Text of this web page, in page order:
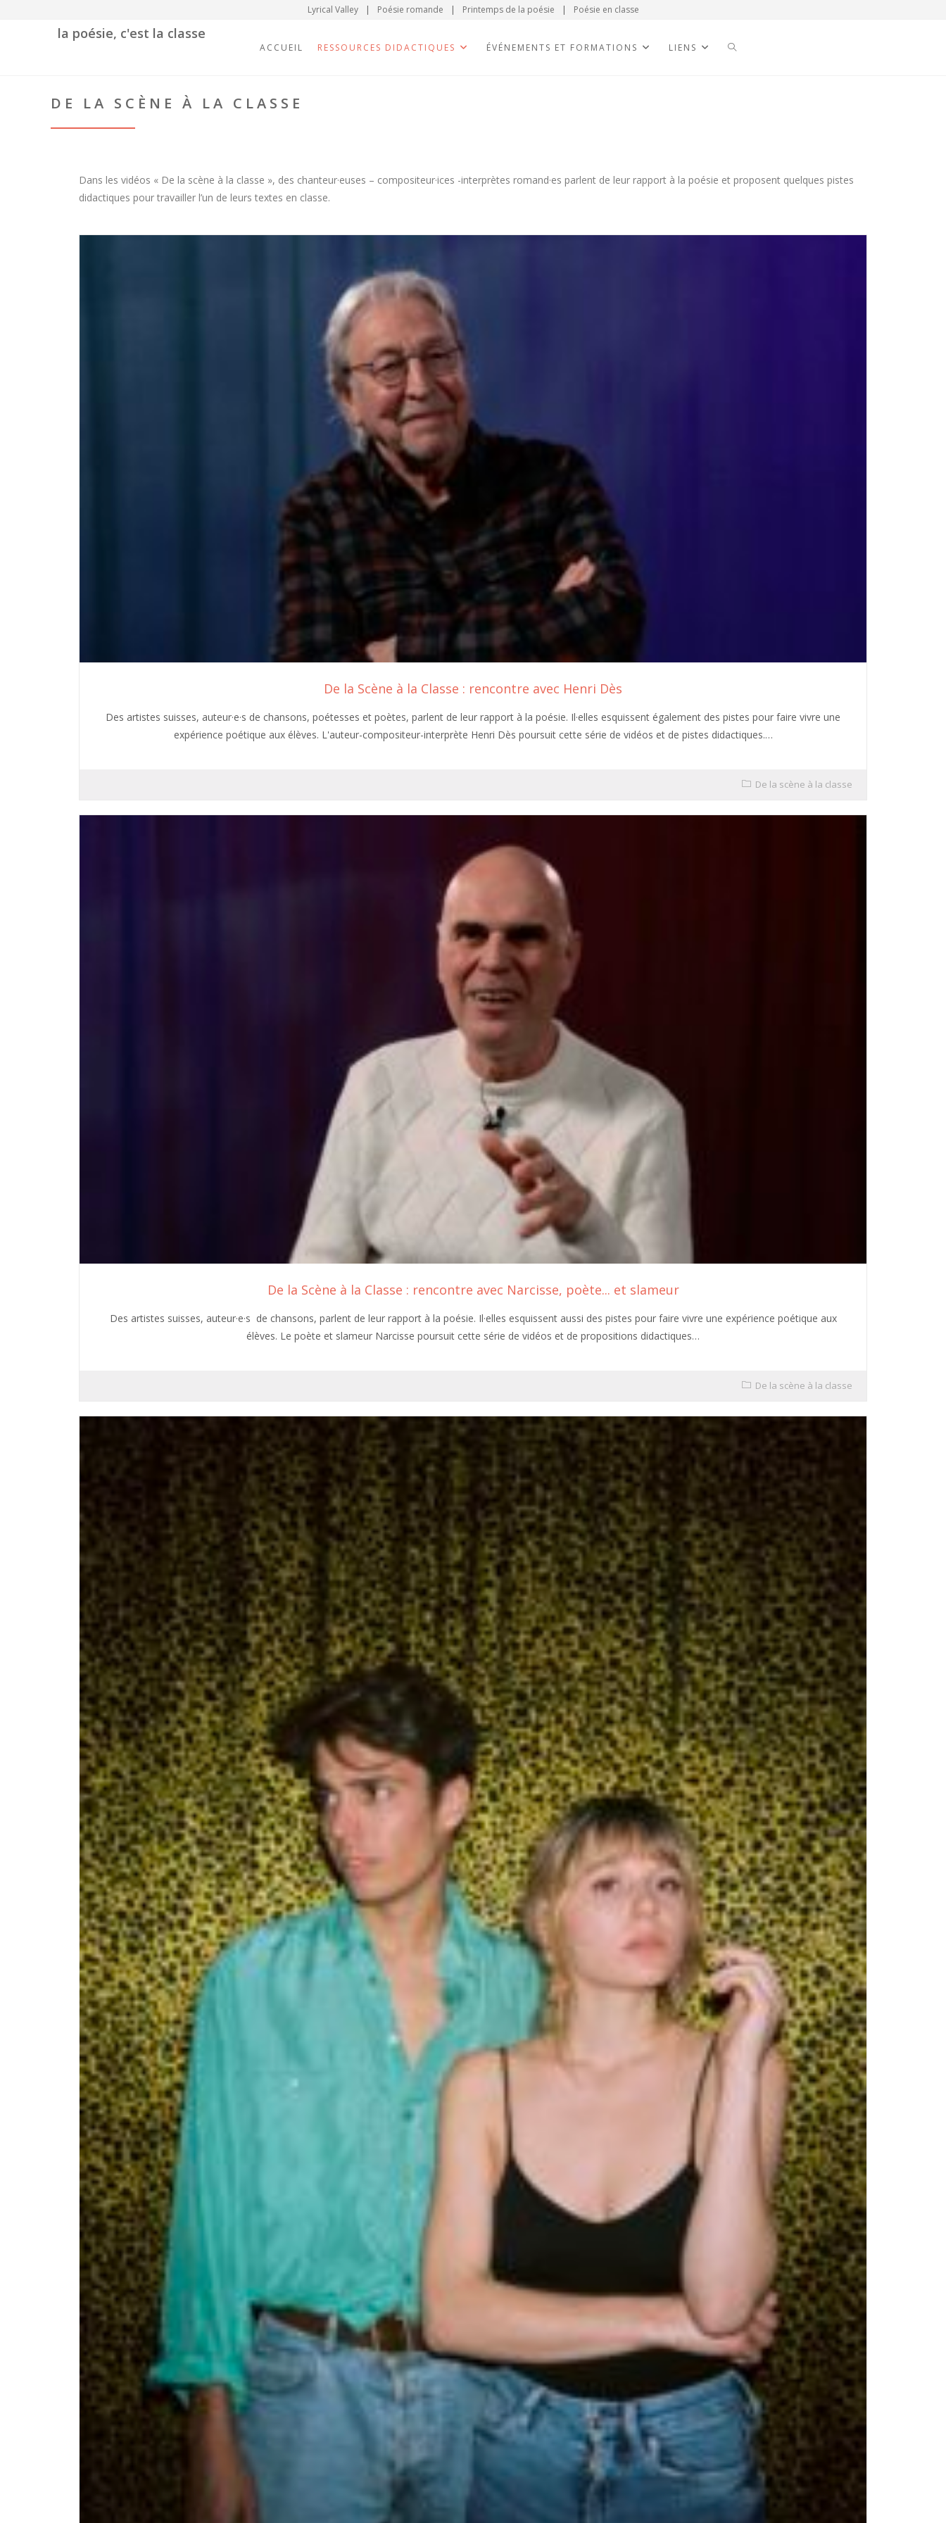
Lyrical Valley | Poésie romande | Printemps de la poésie | Poésie en classe
la poésie, c'est la classe
ACCUEIL RESSOURCES DIDACTIQUES ÉVÉNEMENTS ET FORMATIONS LIENS
DE LA SCÈNE À LA CLASSE
Dans les vidéos « De la scène à la classe », des chanteur·euses – compositeur·ices -interprètes romand·es parlent de leur rapport à la poésie et proposent quelques pistes
didactiques pour travailler l’un de leurs textes en classe.
De la Scène à la Classe : rencontre avec Henri Dès
Des artistes suisses, auteur·e·s de chansons, poétesses et poètes, parlent de leur rapport à la poésie. Il·elles esquissent également des pistes pour faire vivre une
expérience poétique aux élèves. L'auteur-compositeur-interprète Henri Dès poursuit cette série de vidéos et de pistes didactiques.…
De la scène à la classe
De la Scène à la Classe : rencontre avec Narcisse, poète... et slameur
Des artistes suisses, auteur·e·s de chansons, parlent de leur rapport à la poésie. Il·elles esquissent aussi des pistes pour faire vivre une expérience poétique aux
élèves. Le poète et slameur Narcisse poursuit cette série de vidéos et de propositions didactiques…
De la scène à la classe